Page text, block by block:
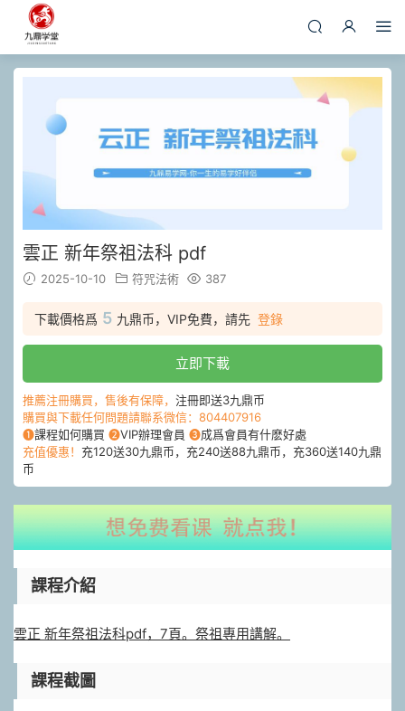
雲正 新年祭祖法科 pdf
2025-10-10 符咒法術 387
下載價格爲 5 九鼎币，VIP免費，請先 登錄
立即下載
推薦注冊購買，售後有保障， 注冊即送3九鼎币
購買與下載任何問題請聯系微信：804407916
❶課程如何購買 ❷VIP辦理會員 ❸成爲會員有什麽好處
充值優惠！ 充120送30九鼎币，充240送88九鼎币，充360送140九鼎
币
課程介紹
雲正 新年祭祖法科pdf，7頁。祭祖專用講解。
課程截圖